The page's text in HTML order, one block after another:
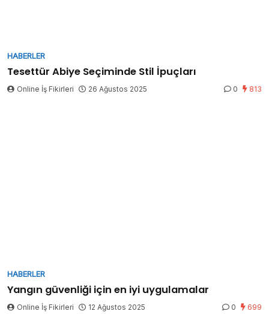
HABERLER
Tesettür Abiye Seçiminde Stil İpuçları
Online İş Fikirleri 26 Ağustos 2025 0 813
HABERLER
Yangın güvenliği için en iyi uygulamalar
Online İş Fikirleri 12 Ağustos 2025 0 699